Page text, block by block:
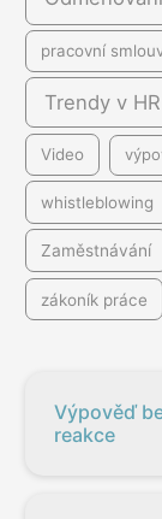
pracovní
Trendy v HR
Video
whistleblowing
Zaměstnávání
zákoník práce
Výpověď
reakce